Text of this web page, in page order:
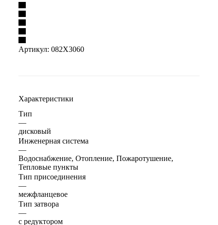
Артикул: 082X3060
Характеристики
Тип
—
дисковый
Инженерная система
—
Водоснабжение, Отопление, Пожаротушение,
Тепловые пункты
Тип присоединения
—
межфланцевое
Тип затвора
—
с редуктором